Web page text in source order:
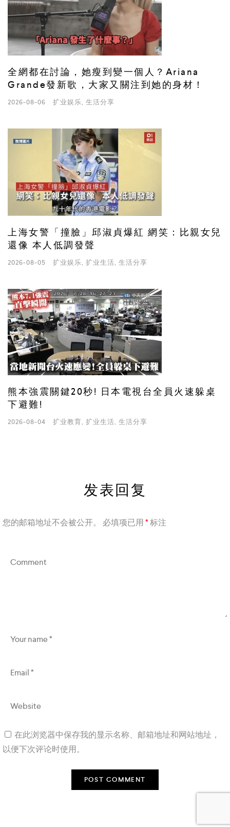
全網都在討論，她瘦到變一個人？Ariana
Grande發新歌，大家又關注到她的身材！
2026-08-06 扩业娱乐, 生活分享
上海女警「撞臉」邱淑貞爆紅 網笑：比親女兒
還像 本人低調發聲
2026-08-05 扩业娱乐, 扩业生活, 生活分享
熊本強震關鍵20秒! 日本電視台全員火速躲桌
下避難!
2026-08-04 扩业教育, 扩业生活, 生活分享
发表回复
您的邮箱地址不会被公开。 必填项已用 *标注
在此浏览器中保存我的显示名称、邮箱地址和网站地址，
以便下次评论时使用。